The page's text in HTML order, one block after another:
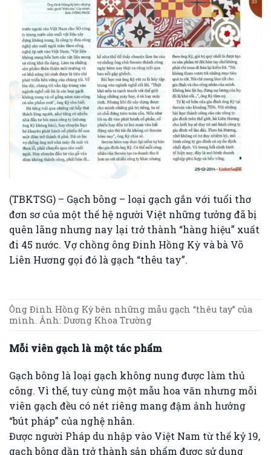
(TBKTSG) – Gạch bông – loại gạch gắn với tuổi thơ
đơn sơ của một thế hệ người Việt những tưởng đã bị
quên lãng nhưng nay lại trở thành “hàng hiệu” xuất
đi 45 nước. Vợ chồng ông Đinh Hồng Kỳ và bà Võ
Liên Hương gọi đó là gạch “thêu tay”.
Ông Đinh Hồng Kỳ bên những mẫu gạch “thêu tay” của
mình. Ảnh: Dương Khoa Trường
Mỗi viên gạch là một tác phẩm
Gạch bông là loại gạch không nung được làm thủ
công. Vì thế, tuy cùng một mẫu hoa văn nhưng mỗi
viên gạch đều có nét riêng mang đậm ảnh hưởng
“bút pháp” của nghệ nhân.
Được người Pháp du nhập vào Việt Nam từ thế kỷ 19,
gạch bông dần trở thành sản phẩm được sử dụng